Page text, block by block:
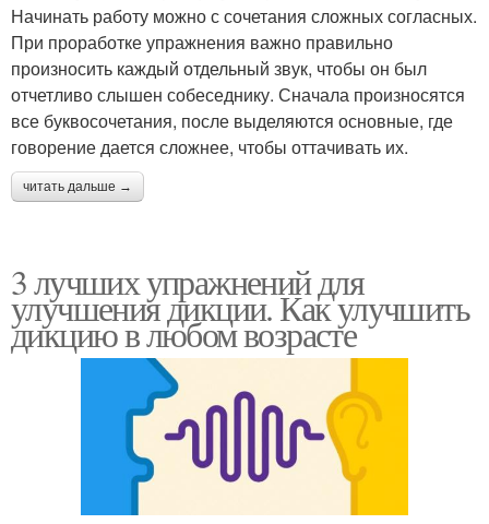
Начинать работу можно с сочетания сложных согласных.
При проработке упражнения важно правильно
произносить каждый отдельный звук, чтобы он был
отчетливо слышен собеседнику. Сначала произносятся
все буквосочетания, после выделяются основные, где
говорение дается сложнее, чтобы оттачивать их.
читать дальше →
3 лучших упражнений для
улучшения дикции. Как улучшить
дикцию в любом возрасте